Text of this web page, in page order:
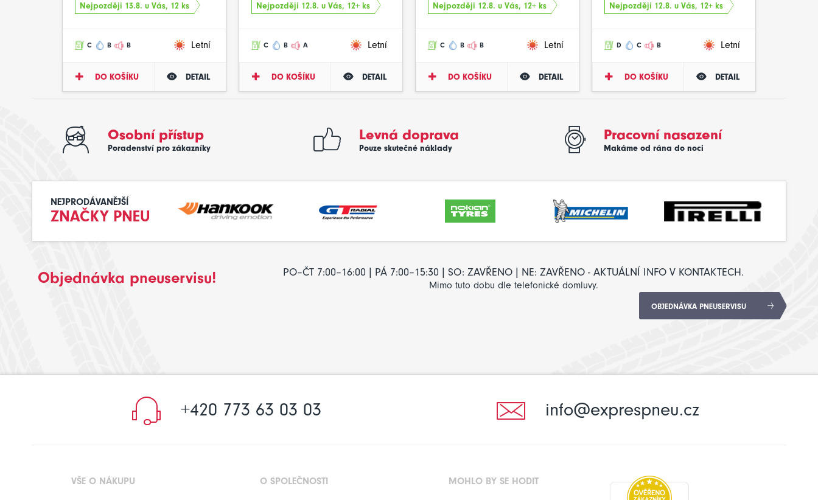
Nejpozději 13.8. u Vás, 12 ks
C B B Letní
DO KOŠÍKU DETAIL
Nejpozději 12.8. u Vás, 12+ ks
C B A Letní
DO KOŠÍKU DETAIL
Nejpozději 12.8. u Vás, 12+ ks
C B B Letní
DO KOŠÍKU DETAIL
Nejpozději 12.8. u Vás, 12+ ks
D C B Letní
DO KOŠÍKU DETAIL
Osobní přístup
Poradenství pro zákazníky
Levná doprava
Pouze skutečné náklady
Pracovní nasazení
Makáme od rána do noci
NEJPRODÁVANĚJŠÍ
ZNAČKY PNEU
Objednávka pneuservisu! PO–ČT 7:00–16:00 | PÁ 7:00–15:30 | SO: ZAVŘENO | NE: ZAVŘENO - AKTUÁLNÍ INFO V KONTAKTECH.
Mimo tuto dobu dle telefonické domluvy.
OBJEDNÁVKA PNEUSERVISU
+420 773 63 03 03 info@exprespneu.cz
VŠE O NÁKUPU O SPOLEČNOSTI MOHLO BY SE HODIT